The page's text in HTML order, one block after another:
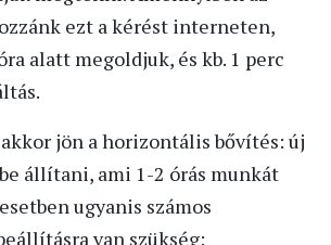
ezt a kérést interneten,
alatt megoldjuk, és kb. 1 perc
jön a horizontális bővítés: új
állítani, ami 1-2 órás munkát
ugyanis számos
van szükség: